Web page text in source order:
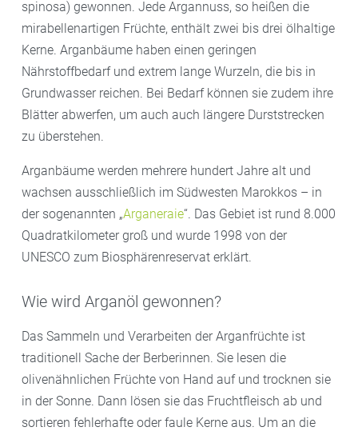
spinosa) gewonnen. Jede Argannuss, so heißen die
mirabellenartigen Früchte, enthält zwei bis drei ölhaltige
Kerne. Arganbäume haben einen geringen
Nährstoffbedarf und extrem lange Wurzeln, die bis in
Grundwasser reichen. Bei Bedarf können sie zudem ihre
Blätter abwerfen, um auch auch längere Durststrecken
zu überstehen.
Arganbäume werden mehrere hundert Jahre alt und
wachsen ausschließlich im Südwesten Marokkos – in
der sogenannten „Arganeraie“. Das Gebiet ist rund 8.000
Quadratkilometer groß und wurde 1998 von der
UNESCO zum Biosphärenreservat erklärt.
Wie wird Arganöl gewonnen?
Das Sammeln und Verarbeiten der Arganfrüchte ist
traditionell Sache der Berberinnen. Sie lesen die
olivenähnlichen Früchte von Hand auf und trocknen sie
in der Sonne. Dann lösen sie das Fruchtfleisch ab und
sortieren fehlerhafte oder faule Kerne aus. Um an die